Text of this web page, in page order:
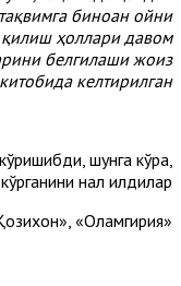
биноан ойни
ҳоллари давом
белгилаши жоиз
келтирилган.
шунга кўра,
нақл қилдилар.
«Қозихон», «Оламгирия».